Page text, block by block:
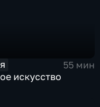
55 мин
искусство